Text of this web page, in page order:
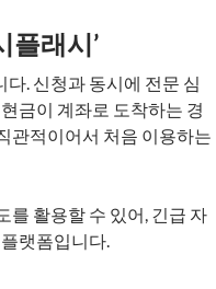
플래시’
. 신청과 동시에 전문 심
금이 계좌로 도착하는 경
관적이어서 처음 이용하는
를 활용할 수 있어, 긴급 자
랫폼입니다.